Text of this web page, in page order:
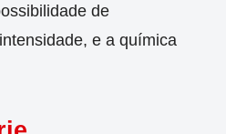
de
e a química